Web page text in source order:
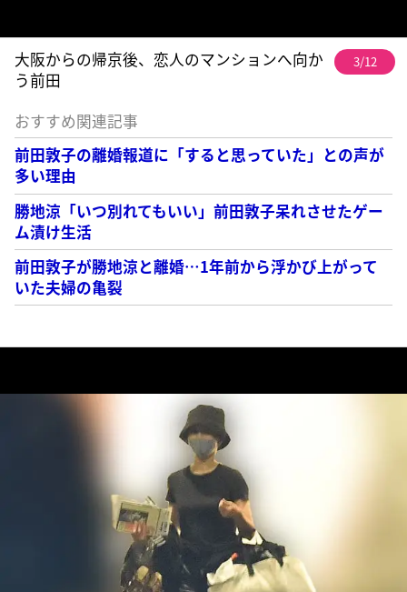
大阪からの帰京後、恋人のマンションへ向か
う前田
3/12
おすすめ関連記事
前田敦子の離婚報道に「すると思っていた」との声が
多い理由
勝地涼「いつ別れてもいい」前田敦子呆れさせたゲー
ム漬け生活
前田敦子が勝地涼と離婚…1年前から浮かび上がって
いた夫婦の亀裂